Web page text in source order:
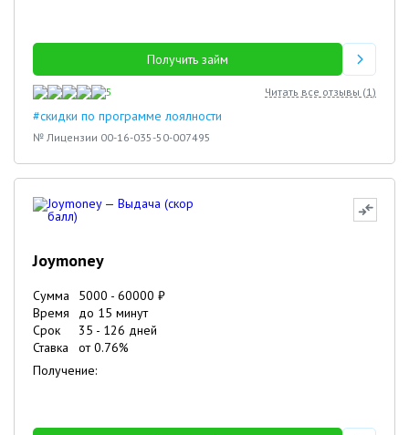
Получить займ
5 Читать все отзывы (1)
#скидки по программе лоялности
№ Лицензии 00-16-035-50-007495
Joymoney
Сумма 5000 - 60000 ₽
Время
до 15 минут
Срок
35 - 126 дней
Ставка
от0.76%
Получение: